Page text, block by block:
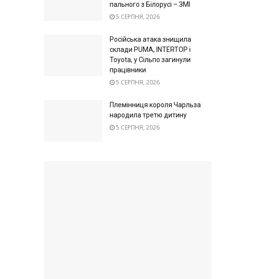
пального з Білорусі – ЗМІ
5 СЕРПНЯ, 2026
Російська атака знищила
склади PUMA, INTERTOP і
Toyota, у Сільпо загинули
працівники
5 СЕРПНЯ, 2026
Племінниця короля Чарльза
народила третю дитину
5 СЕРПНЯ, 2026